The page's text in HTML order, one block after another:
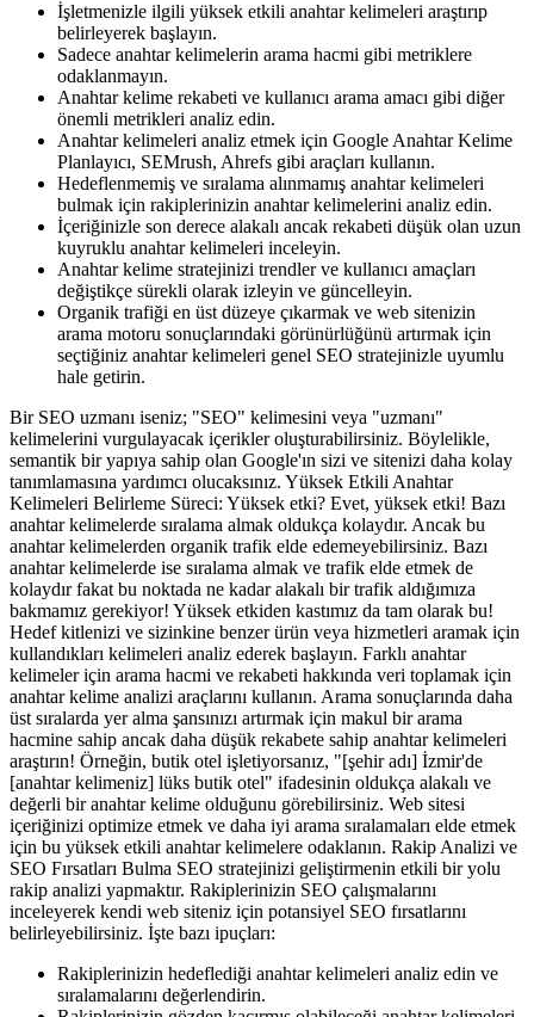
İşletmenizle ilgili yüksek etkili anahtar kelimeleri araştırıp
belirleyerek başlayın.
Sadece anahtar kelimelerin arama hacmi gibi metriklere
odaklanmayın.
Anahtar kelime rekabeti ve kullanıcı arama amacı gibi diğer
önemli metrikleri analiz edin.
Anahtar kelimeleri analiz etmek için Google Anahtar Kelime
Planlayıcı, SEMrush, Ahrefs gibi araçları kullanın.
Hedeflenmemiş ve sıralama alınmamış anahtar kelimeleri
bulmak için rakiplerinizin anahtar kelimelerini analiz edin.
İçeriğinizle son derece alakalı ancak rekabeti düşük olan uzun
kuyruklu anahtar kelimeleri inceleyin.
Anahtar kelime stratejinizi trendler ve kullanıcı amaçları
değiştikçe sürekli olarak izleyin ve güncelleyin.
Organik trafiği en üst düzeye çıkarmak ve web sitenizin
arama motoru sonuçlarındaki görünürlüğünü artırmak için
seçtiğiniz anahtar kelimeleri genel SEO stratejinizle uyumlu
hale getirin.
Bir SEO uzmanı iseniz; "SEO" kelimesini veya "uzmanı"
kelimelerini vurgulayacak içerikler oluşturabilirsiniz. Böylelikle,
semantik bir yapıya sahip olan Google'ın sizi ve sitenizi daha kolay
tanımlamasına yardımcı olucaksınız. Yüksek Etkili Anahtar
Kelimeleri Belirleme Süreci: Yüksek etki? Evet, yüksek etki! Bazı
anahtar kelimelerde sıralama almak oldukça kolaydır. Ancak bu
anahtar kelimelerden organik trafik elde edemeyebilirsiniz. Bazı
anahtar kelimelerde ise sıralama almak ve trafik elde etmek de
kolaydır fakat bu noktada ne kadar alakalı bir trafik aldığımıza
bakmamız gerekiyor! Yüksek etkiden kastımız da tam olarak bu!
Hedef kitlenizi ve sizinkine benzer ürün veya hizmetleri aramak için
kullandıkları kelimeleri analiz ederek başlayın. Farklı anahtar
kelimeler için arama hacmi ve rekabeti hakkında veri toplamak için
anahtar kelime analizi araçlarını kullanın. Arama sonuçlarında daha
üst sıralarda yer alma şansınızı artırmak için makul bir arama
hacmine sahip ancak daha düşük rekabete sahip anahtar kelimeleri
araştırın! Örneğin, butik otel işletiyorsanız, "[şehir adı] İzmir'de
[anahtar kelimeniz] lüks butik otel" ifadesinin oldukça alakalı ve
değerli bir anahtar kelime olduğunu görebilirsiniz. Web sitesi
içeriğinizi optimize etmek ve daha iyi arama sıralamaları elde etmek
için bu yüksek etkili anahtar kelimelere odaklanın. Rakip Analizi ve
SEO Fırsatları Bulma SEO stratejinizi geliştirmenin etkili bir yolu
rakip analizi yapmaktır. Rakiplerinizin SEO çalışmalarını
inceleyerek kendi web siteniz için potansiyel SEO fırsatlarını
belirleyebilirsiniz. İşte bazı ipuçları:
Rakiplerinizin hedeflediği anahtar kelimeleri analiz edin ve
sıralamalarını değerlendirin.